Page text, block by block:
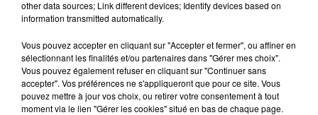
Bélier Taureau Gémeaux
other data sources; Link different devices; Identify devices based on
information transmitted automatically.
Vous pouvez accepter en cliquant sur "Accepter et fermer", ou affiner en
sélectionnant les finalités et/ou partenaires dans "Gérer mes choix".
Vous pouvez également refuser en cliquant sur "Continuer sans
accepter". Vos préférences ne s'appliqueront que pour ce site. Vous
pouvez mettre à jour vos choix, ou retirer votre consentement à tout
moment via le lien "Gérer les cookies" situé en bas de chaque page.